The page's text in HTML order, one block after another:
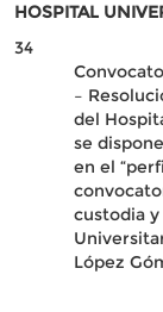
HOSPITAL
34
–
del
se
en el
custodia
López